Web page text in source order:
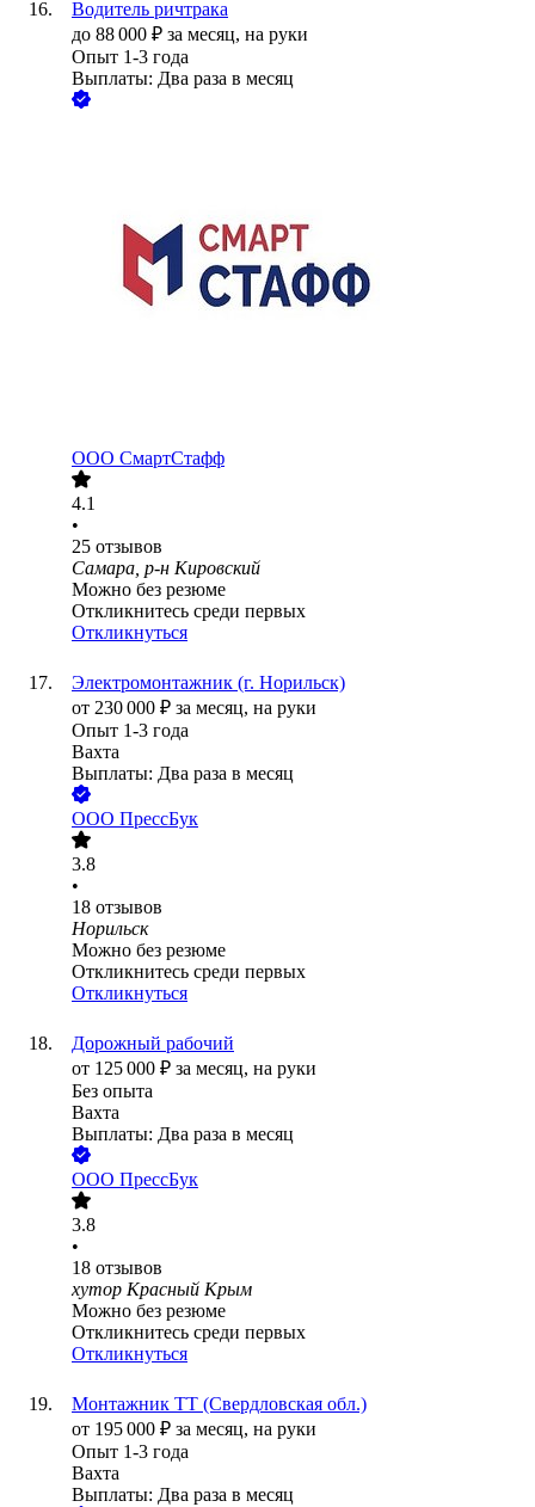
Водитель ричтрака
до 88 000 ₽ за месяц, на руки
Опыт 1-3 года
Выплаты: Два раза в месяц
ООО СмартСтафф
4.1
•
25 отзывов
Самара, р-н Кировский
Можно без резюме
Откликнитесь среди первых
Откликнуться
Электромонтажник (г. Норильск)
от 230 000 ₽ за месяц, на руки
Опыт 1-3 года
Вахта
Выплаты: Два раза в месяц
ООО ПрессБук
3.8
•
18 отзывов
Норильск
Можно без резюме
Откликнитесь среди первых
Откликнуться
Дорожный рабочий
от 125 000 ₽ за месяц, на руки
Без опыта
Вахта
Выплаты: Два раза в месяц
ООО ПрессБук
3.8
•
18 отзывов
хутор Красный Крым
Можно без резюме
Откликнитесь среди первых
Откликнуться
Монтажник ТТ (Свердловская обл.)
от 195 000 ₽ за месяц, на руки
Опыт 1-3 года
Вахта
Выплаты: Два раза в месяц